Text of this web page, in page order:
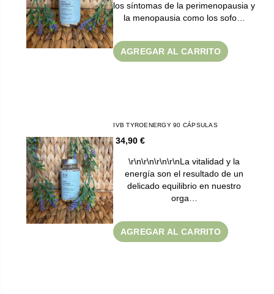
los síntomas de la perimenopausia y
la menopausia como los sofo…
AGREGAR AL CARRITO
IVB TYROENERGY 90 CÁPSULAS
34,90 €
\r\n\r\n\r\n\r\nLa vitalidad y la
energía son el resultado de un
delicado equilibrio en nuestro
orga…
AGREGAR AL CARRITO